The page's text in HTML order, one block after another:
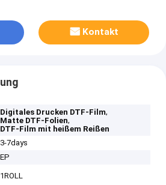
Kontakt
Digitales Drucken DTF-Film,
Matte DTF-Folien,
DTF-Film mit heißem Reißen
3-7days
EP
1ROLL